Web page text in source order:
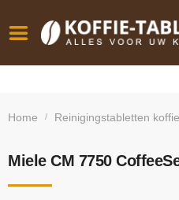
Home / Reinigingstabletten
Miele CM 7750